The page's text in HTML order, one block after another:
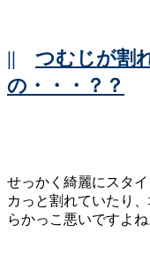
|| つむじが割
の・・・？？
せっかく綺麗にスタ
カっと割れていたり
らかっこ悪いですよね